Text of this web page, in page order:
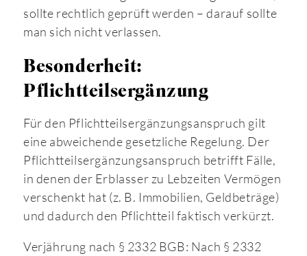
sollte rechtlich geprüft werden – darauf sollte
man sich nicht verlassen.
Besonderheit:
Pflichtteilsergänzung
Für den Pflichtteilsergänzungsanspruch gilt
eine abweichende gesetzliche Regelung. Der
Pflichtteilsergänzungsanspruch betrifft Fälle,
in denen der Erblasser zu Lebzeiten Vermögen
verschenkt hat (z. B. Immobilien, Geldbeträge)
und dadurch den Pflichtteil faktisch verkürzt.
Verjährung nach § 2332 BGB: Nach § 2332